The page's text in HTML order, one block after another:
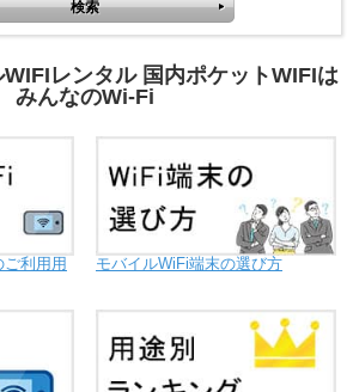
WIFIレンタル 国内ポケットWIFIは
みんなのWi-Fi
利用用
モバイルWiFi端末の選び方